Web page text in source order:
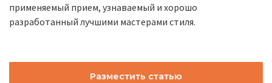
применяемый прием, узнаваемый и хорошо
разработанный лучшими мастерами стиля.
Разместить статью